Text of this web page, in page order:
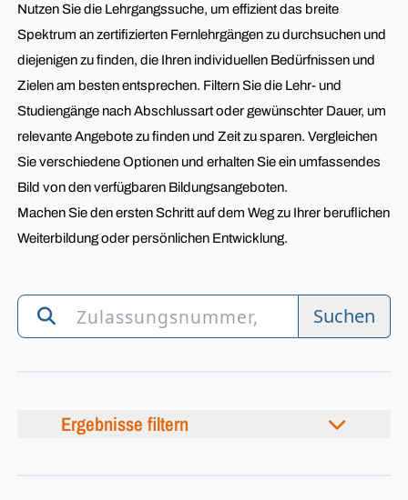
Nutzen Sie die Lehrgangssuche, um effizient das breite
Spektrum an zertifizierten Fernlehrgängen zu durchsuchen und
diejenigen zu finden, die Ihren individuellen Bedürfnissen und
Zielen am besten entsprechen. Filtern Sie die Lehr- und
Studiengänge nach Abschlussart oder gewünschter Dauer, um
relevante Angebote zu finden und Zeit zu sparen. Vergleichen
Sie verschiedene Optionen und erhalten Sie ein umfassendes
Bild von den verfügbaren Bildungsangeboten.
Machen Sie den ersten Schritt auf dem Weg zu Ihrer beruflichen
Weiterbildung oder persönlichen Entwicklung.
Suchen
Ergebnisse filtern